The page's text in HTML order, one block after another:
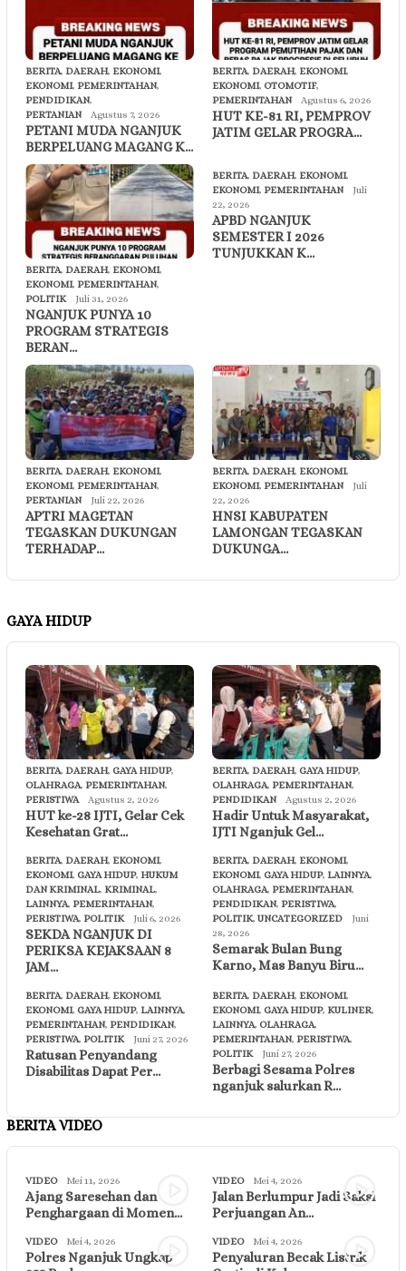
BERITA, DAERAH, EKONOMI,
EKONOMI, PEMERINTAHAN,
PENDIDIKAN,
PERTANIAN
Agustus 7, 2026
PETANI MUDA NGANJUK
BERPELUANG MAGANG K…
BERITA, DAERAH, EKONOMI,
EKONOMI, OTOMOTIF,
PEMERINTAHAN
Agustus 6, 2026
HUT KE-81 RI, PEMPROV
JATIM GELAR PROGRA…
BERITA, DAERAH, EKONOMI,
EKONOMI, PEMERINTAHAN,
POLITIK
Juli 31, 2026
NGANJUK PUNYA 10
PROGRAM STRATEGIS
BERAN…
BERITA, DAERAH, EKONOMI,
EKONOMI, PEMERINTAHAN
Juli
22, 2026
APBD NGANJUK
SEMESTER I 2026
TUNJUKKAN K…
BERITA, DAERAH, EKONOMI,
EKONOMI, PEMERINTAHAN,
PERTANIAN
Juli 22, 2026
APTRI MAGETAN
TEGASKAN DUKUNGAN
TERHADAP…
BERITA, DAERAH, EKONOMI,
EKONOMI, PEMERINTAHAN
Juli
22, 2026
HNSI KABUPATEN
LAMONGAN TEGASKAN
DUKUNGA…
GAYA HIDUP
BERITA, DAERAH, GAYA HIDUP,
OLAHRAGA, PEMERINTAHAN,
PERISTIWA
Agustus 2, 2026
HUT ke-28 IJTI, Gelar Cek
Kesehatan Grat…
BERITA, DAERAH, GAYA HIDUP,
OLAHRAGA, PEMERINTAHAN,
PENDIDIKAN
Agustus 2, 2026
Hadir Untuk Masyarakat,
IJTI Nganjuk Gel…
BERITA, DAERAH, EKONOMI,
EKONOMI, GAYA HIDUP, HUKUM
DAN KRIMINAL, KRIMINAL,
LAINNYA, PEMERINTAHAN,
PERISTIWA, POLITIK Juli 6, 2026
SEKDA NGANJUK DI
PERIKSA KEJAKSAAN 8
JAM…
BERITA, DAERAH, EKONOMI,
EKONOMI, GAYA HIDUP, LAINNYA,
OLAHRAGA, PEMERINTAHAN,
PENDIDIKAN, PERISTIWA,
POLITIK, UNCATEGORIZED
Juni
28, 2026
Semarak Bulan Bung
Karno, Mas Banyu Biru…
BERITA, DAERAH, EKONOMI,
EKONOMI, GAYA HIDUP, LAINNYA,
PEMERINTAHAN, PENDIDIKAN,
PERISTIWA, POLITIK Juni 27, 2026
Ratusan Penyandang
Disabilitas Dapat Per…
BERITA, DAERAH, EKONOMI,
EKONOMI, GAYA HIDUP, KULINER,
LAINNYA, OLAHRAGA,
PEMERINTAHAN, PERISTIWA,
POLITIK
Juni 27, 2026
Berbagi Sesama Polres
nganjuk salurkan R…
BERITA VIDEO
VIDEO Mei 11, 2026
Ajang Saresehan dan
Penghargaan di Momen…
VIDEO Mei 4, 2026
Jalan Berlumpur Jadi Saksi
Perjuangan An…
VIDEO Mei 4, 2026
Polres Nganjuk Ungkap
VIDEO Mei 4, 2026
Penyaluran Becak Listrik